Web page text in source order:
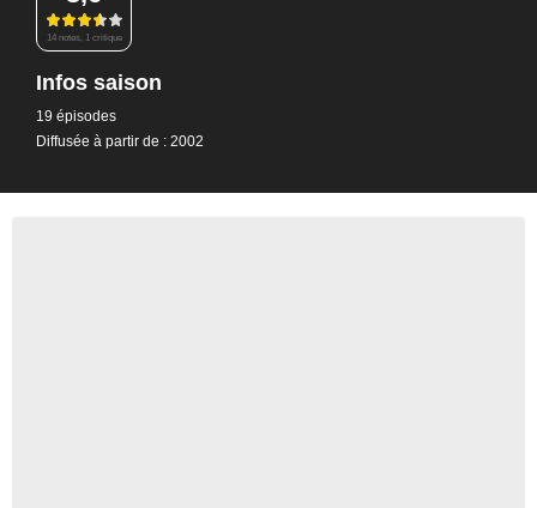
14 notes, 1 critique
Infos saison
19 épisodes
Diffusée à partir de : 2002